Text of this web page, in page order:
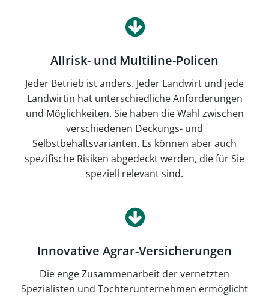
Allrisk- und Multiline-Policen
Jeder Betrieb ist anders. Jeder Landwirt und jede
Landwirtin hat unterschiedliche Anforderungen
und Möglichkeiten. Sie haben die Wahl zwischen
verschiedenen Deckungs- und
Selbstbehaltsvarianten. Es können aber auch
spezifische Risiken abgedeckt werden, die für Sie
speziell relevant sind.
Innovative Agrar-Versicherungen
Die enge Zusammenarbeit der vernetzten
Spezialisten und Tochterunternehmen ermöglicht